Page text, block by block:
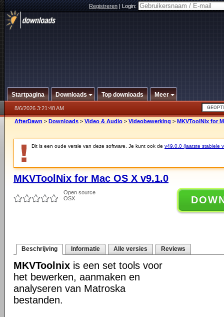
Registreren|Login:
Startpagina Downloads Top downloads Meer
8/6/2026 3:21:48 AM
AfterDawn > Downloads > Video & Audio > Videobewerking > MKVToolNix for
Dit is een oude versie van deze software. Je kunt ook de v49.0.0 (laatste stabiele
MKVToolNix for Mac OS X v9.1.0
Open source
OSX
Beschrijving Informatie Alle versies Reviews
MKVToolnix is een set tools voor
het bewerken, aanmaken en
analyseren van Matroska
bestanden.